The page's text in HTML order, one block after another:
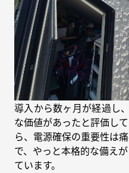
導入から数ヶ月が経過し
な価値があったと評価し
ら、電源確保の重要性は
で、やっと本格的な備え
ています。